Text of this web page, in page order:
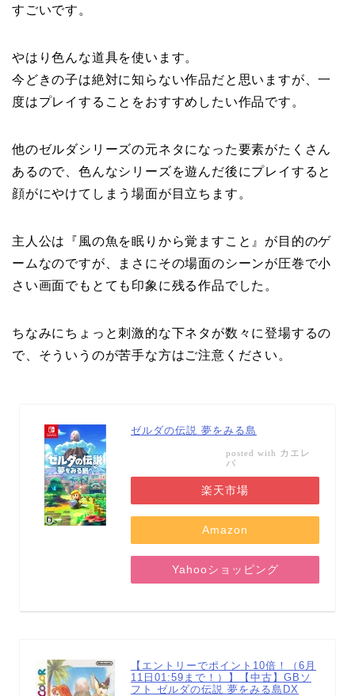
すごいです。
やはり色んな道具を使います。
今どきの子は絶対に知らない作品だと思いますが、一
度はプレイすることをおすすめしたい作品です。
他のゼルダシリーズの元ネタになった要素がたくさん
あるので、色んなシリーズを遊んだ後にプレイすると
顔がにやけてしまう場面が目立ちます。
主人公は『風の魚を眠りから覚ますこと』が目的のゲ
ームなのですが、まさにその場面のシーンが圧巻で小
さい画面でもとても印象に残る作品でした。
ちなみにちょっと刺激的な下ネタが数々に登場するの
で、そういうのが苦手な方はご注意ください。
ゼルダの伝説 夢をみる島
posted with カエレ
バ
楽天市場
Amazon
Yahooショッピング
【エントリーでポイント10倍！（6月
11日01:59まで！）】【中古】GBソ
フト ゼルダの伝説 夢をみる島DX